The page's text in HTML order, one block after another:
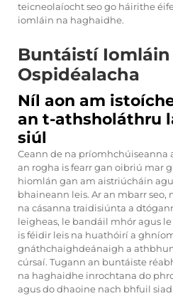
teicneolaíocht seo go háirithe
iomláin na haghaidhe.
Buntáistí
Ospidéalacha
Níl aon am
an t-athsholáthru
siúl
Ceann de na príomhchúiseanna
an rogha is fearr gan oibriú mar
hiomlán gan am aistriúcháin
bhaineann leis. Ar an mbarr seo,
na cásanna traidisiúnta a
leigheas, le bandáil mhór agus
is féidir leis na huathóirí a
gnáthchaighdeánaigh a
cúrsaí. Tugann an buntáiste
na haghaidhe inrochtana do
agus do dhaoine nach bhfuil